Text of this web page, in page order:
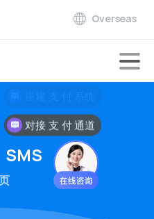
Overseas
SMS
对接 支 付 通道